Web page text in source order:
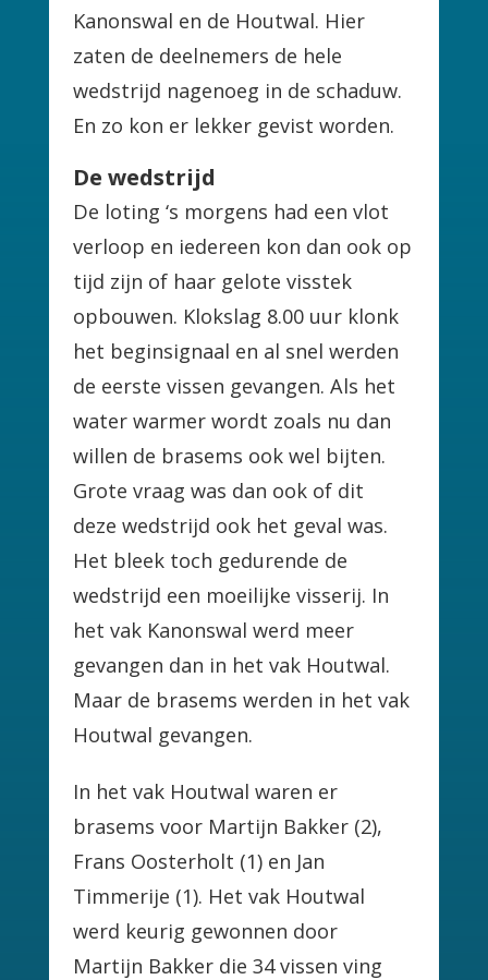
Kanonswal en de Houtwal. Hier
zaten de deelnemers de hele
wedstrijd nagenoeg in de schaduw.
En zo kon er lekker gevist worden.
De wedstrijd
De loting ‘s morgens had een vlot
verloop en iedereen kon dan ook op
tijd zijn of haar gelote visstek
opbouwen. Klokslag 8.00 uur klonk
het beginsignaal en al snel werden
de eerste vissen gevangen. Als het
water warmer wordt zoals nu dan
willen de brasems ook wel bijten.
Grote vraag was dan ook of dit
deze wedstrijd ook het geval was.
Het bleek toch gedurende de
wedstrijd een moeilijke visserij. In
het vak Kanonswal werd meer
gevangen dan in het vak Houtwal.
Maar de brasems werden in het vak
Houtwal gevangen.
In het vak Houtwal waren er
brasems voor Martijn Bakker (2),
Frans Oosterholt (1) en Jan
Timmerije (1). Het vak Houtwal
werd keurig gewonnen door
Martijn Bakker die 34 vissen ving